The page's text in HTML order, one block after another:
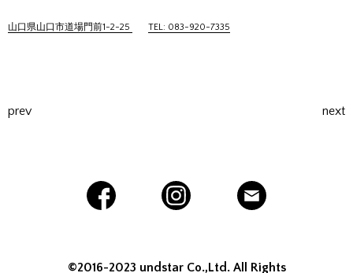
山口県山口市道場門前1-2-25 TEL: 083-920-7335
prev next
©2016-2023 undstar Co.,Ltd. All Rights